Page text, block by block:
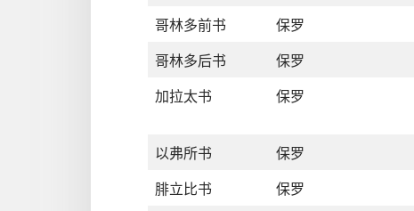
哥林多前书
保罗
哥林多后书
保罗
加拉太书
保罗
以弗所书 保罗
腓立比书
保罗